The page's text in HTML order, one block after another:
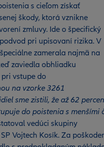
s cieľom získať
škody, ktorá vznikne
zmluvy. Ide o špecifický
pri upisovaní rizika. V
zamerala najmä na
zaviedla obhliadku
vstupe do
na vzorke 3261
sme zistili, že až 62
do poistenia s menšími
vedúci skupiny
Vojtech Kosík. Za